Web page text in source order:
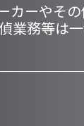
カーやそ
業務等は